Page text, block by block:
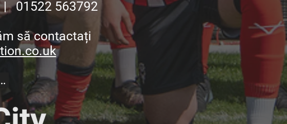
01522 563792
să contactați